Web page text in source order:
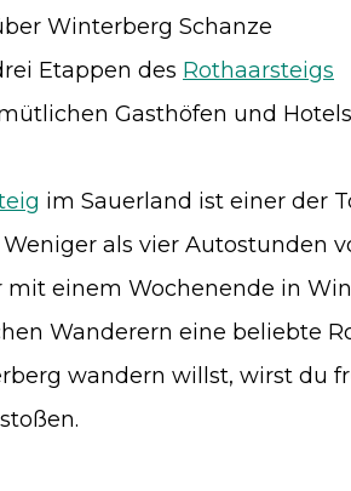
Winterberg Schanze
Etappen des Rothaarsteigs
Gasthöfen und
im Sauerland ist einer der
Weniger als vier Autostunden
einem Wochenende in
Wanderern eine beliebte
wandern willst, wirst du